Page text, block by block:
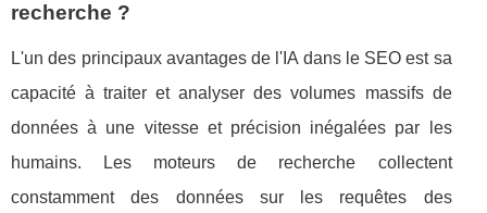
recherche ?
L'un des principaux avantages de l'IA dans le SEO est sa
capacité à traiter et analyser des volumes massifs de
données à une vitesse et précision inégalées par les
humains. Les moteurs de recherche collectent
constamment des données sur les requêtes des